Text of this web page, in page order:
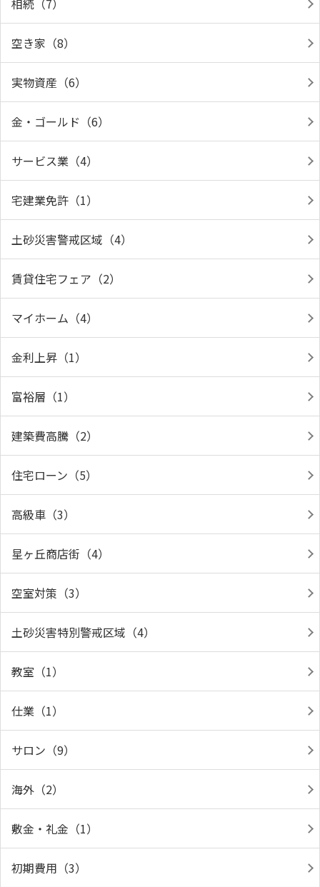
相続（7）
空き家（8）
実物資産（6）
金・ゴールド（6）
サービス業（4）
宅建業免許（1）
土砂災害警戒区域（4）
賃貸住宅フェア（2）
マイホーム（4）
金利上昇（1）
富裕層（1）
建築費高騰（2）
住宅ローン（5）
高級車（3）
星ヶ丘商店街（4）
空室対策（3）
土砂災害特別警戒区域（4）
教室（1）
仕業（1）
サロン（9）
海外（2）
敷金・礼金（1）
初期費用（3）